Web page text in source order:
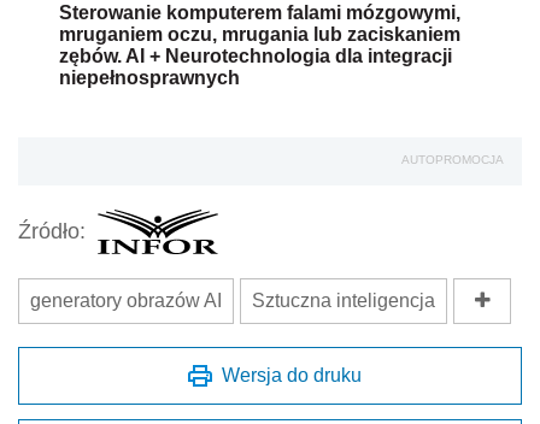
Sterowanie komputerem falami mózgowymi,
mruganiem oczu, mrugania lub zaciskaniem
zębów. AI + Neurotechnologia dla integracji
niepełnosprawnych
AUTOPROMOCJA
Źródło:
generatory obrazów AI Sztuczna inteligencja
Wersja do druku